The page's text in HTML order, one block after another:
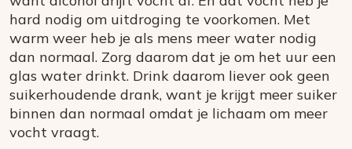
hard nodig om uitdroging te voorkomen. Met
warm weer heb je als mens meer water nodig
dan normaal. Zorg daarom dat je om het uur een
glas water drinkt. Drink daarom liever ook geen
suikerhoudende drank, want je krijgt meer suiker
binnen dan normaal omdat je lichaam om meer
vocht vraagt.